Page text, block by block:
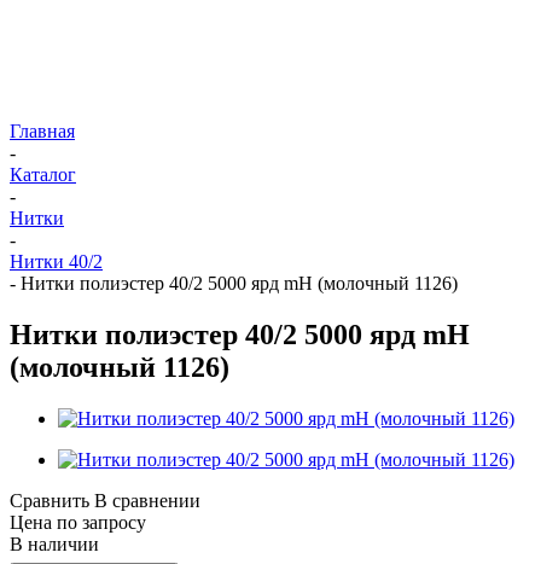
Главная
-
Каталог
-
Нитки
-
Нитки 40/2
- Нитки полиэстер 40/2 5000 ярд mH (молочный 1126)
Нитки полиэстер 40/2 5000 ярд mH
(молочный 1126)
Сравнить В сравнении
Цена по запросу
В наличии